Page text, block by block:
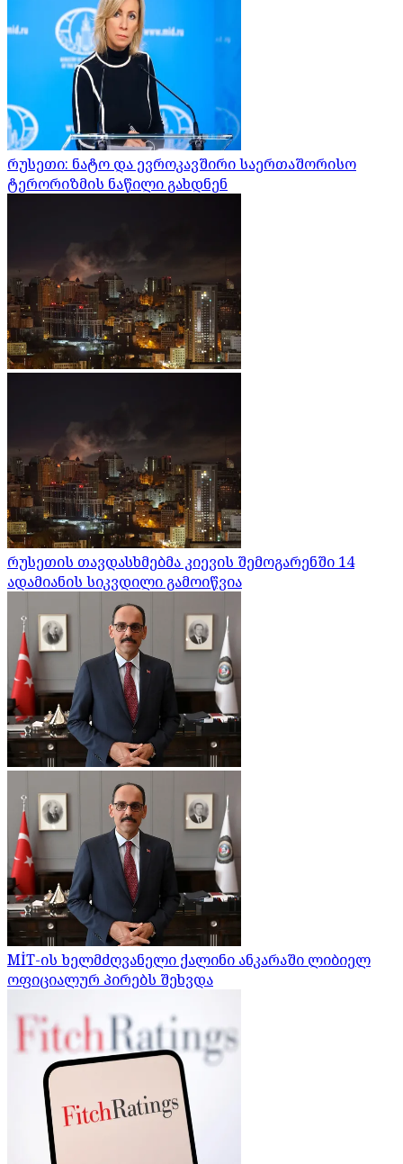
რუსეთი: ნატო და ევროკავშირი საერთაშორისო
ტერორიზმის ნაწილი გახდნენ
რუსეთის თავდასხმებმა კიევის შემოგარენში 14
ადამიანის სიკვდილი გამოიწვია
MİT-ის ხელმძღვანელი ქალინი ანკარაში ლიბიელ
ოფიციალურ პირებს შეხვდა